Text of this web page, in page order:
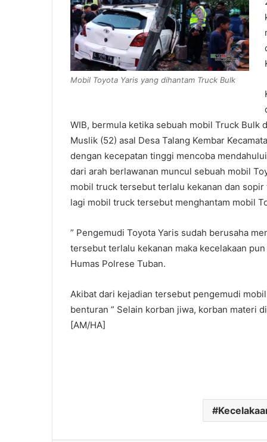
Mobil Toyota Yaris yang dihantam Truck Bulk
WIB, bermula ketika sebuah mobil Truck Bulk
Muslik (52) asal Desa Talang Kembar
dengan kecepatan tinggi mencoba
dari arah berlawanan muncul sebuah mobil
mobil truck tersebut terlalu kekanan dan sopir
lagi mobil truck tersebut menghantam mobil
” Pengemudi Toyota Yaris sudah berusaha
tersebut terlalu kekanan maka kecelakaan
Humas Polrese Tuban.
Akibat dari kejadian tersebut pengemudi
benturan ” Selain korban jiwa, korban materi
[AM/HA]